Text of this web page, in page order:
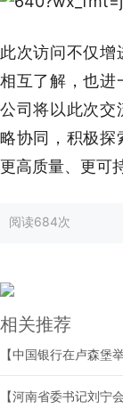
此次访问不仅增
相互了解，也进
公司将以此次交
略协同，积极探
更高质量、更可
阅读684次
相关推荐
【中国银行在卢森堡
【河南省委书记刘宁